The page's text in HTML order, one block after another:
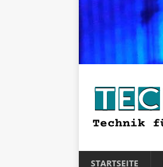
STARTSEITE